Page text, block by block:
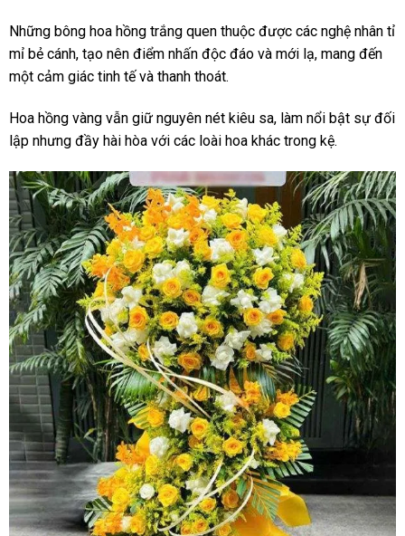
Những bông hoa hồng trắng quen thuộc được các nghệ nhân tỉ
mỉ bẻ cánh, tạo nên điểm nhấn độc đáo và mới lạ, mang đến
một cảm giác tinh tế và thanh thoát.
Hoa hồng vàng vẫn giữ nguyên nét kiêu sa, làm nổi bật sự đối
lập nhưng đầy hài hòa với các loài hoa khác trong kệ.